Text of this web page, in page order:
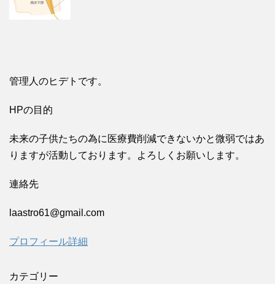
管理人のヒデトです。
HPの目的
未来の子供たちの為に医療費削減できないかと微弱ではあ
りますが活動しております。よろしくお願いします。
連絡先
laastro61@gmail.com
プロフィール詳細
カテゴリー